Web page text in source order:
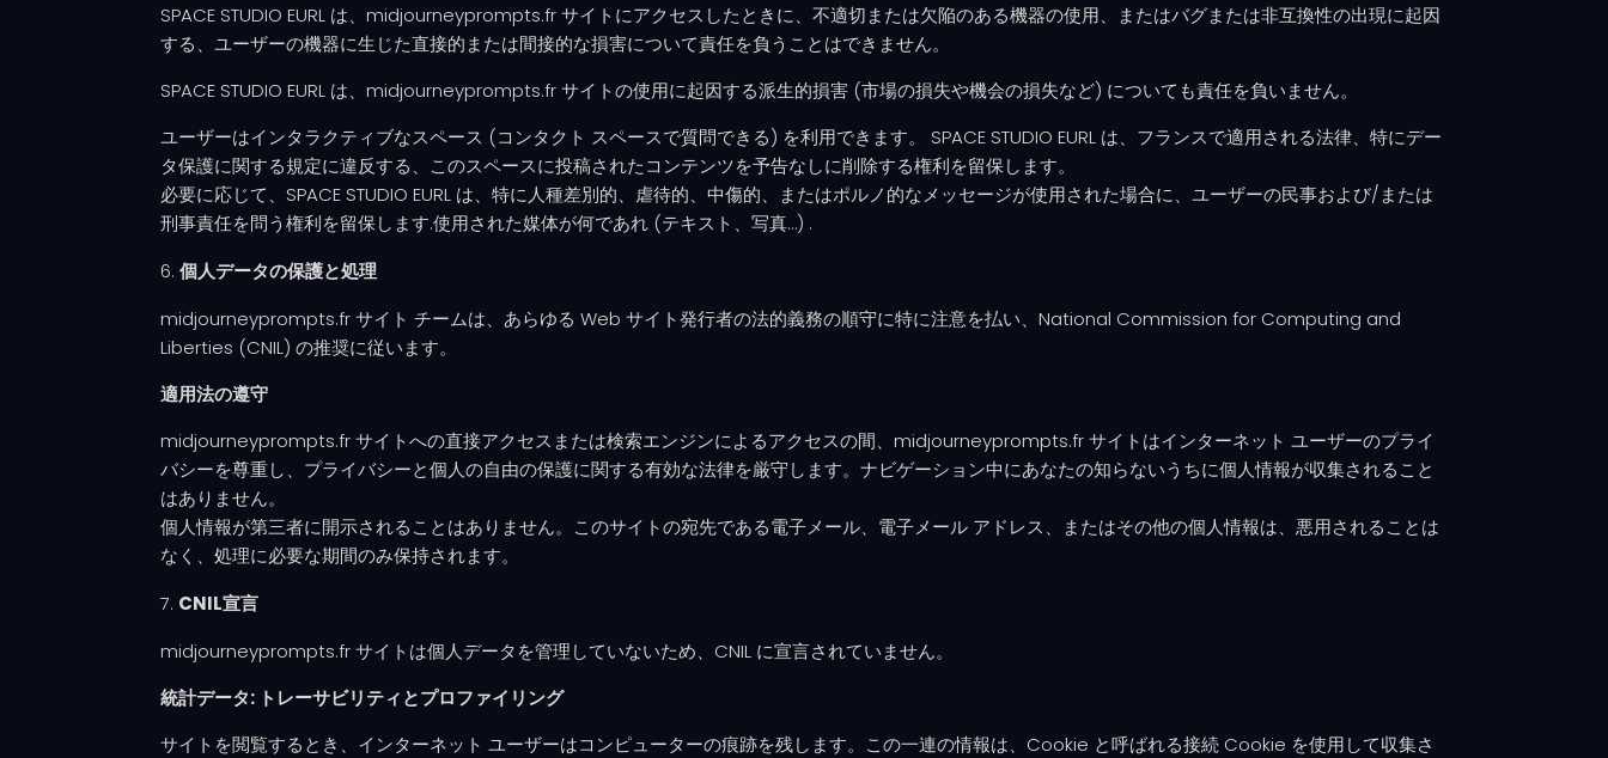
SPACE STUDIO EURL は、midjourneyprompts.fr サイトにアクセスしたときに、不適切または欠陥のある機器の使用、またはバグまたは非互換性の出現に起因
する、ユーザーの機器に生じた直接的または間接的な損害について責任を負うことはできません。
SPACE STUDIO EURL は、midjourneyprompts.fr サイトの使用に起因する派生的損害 (市場の損失や機会の損失など) についても責任を負いません。
ユーザーはインタラクティブなスペース (コンタクト スペースで質問できる) を利用できます。 SPACE STUDIO EURL は、フランスで適用される法律、特にデー
タ保護に関する規定に違反する、このスペースに投稿されたコンテンツを予告なしに削除する権利を留保します。
必要に応じて、SPACE STUDIO EURL は、特に人種差別的、虐待的、中傷的、またはポルノ的なメッセージが使用された場合に、ユーザーの民事および/または
刑事責任を問う権利を留保します.使用された媒体が何であれ (テキスト、写真…) .
個人データの保護と処理
midjourneyprompts.fr サイト チームは、あらゆる Web サイト発行者の法的義務の順守に特に注意を払い、National Commission for Computing and
Liberties (CNIL) の推奨に従います。
適用法の遵守
midjourneyprompts.fr サイトへの直接アクセスまたは検索エンジンによるアクセスの間、midjourneyprompts.fr サイトはインターネット ユーザーのプライ
バシーを尊重し、プライバシーと個人の自由の保護に関する有効な法律を厳守します。ナビゲーション中にあなたの知らないうちに個人情報が収集されること
はありません。
個人情報が第三者に開示されることはありません。このサイトの宛先である電子メール、電子メール アドレス、またはその他の個人情報は、悪用されることは
なく、処理に必要な期間のみ保持されます。
CNIL宣言
midjourneyprompts.fr サイトは個人データを管理していないため、CNIL に宣言されていません。
統計データ: トレーサビリティとプロファイリング
サイトを閲覧するとき、インターネット ユーザーはコンピューターの痕跡を残します。この一連の情報は、Cookie と呼ばれる接続 Cookie を使用して収集さ